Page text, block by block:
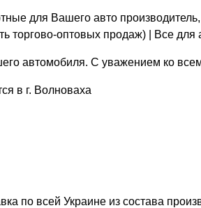
для Вашего авто
торгово-оптовых продаж) | Все для
автомобиля. С уважением ко
в г. Волноваха
по всей Украине из состава